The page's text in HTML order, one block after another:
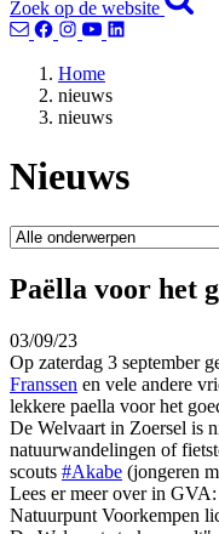
Zoek op de website
Home
nieuws
nieuws
Nieuws
Paëlla voor het
03/09/23
Op zaterdag 3 september
Franssen en vele andere
lekkere paella voor het
De Welvaart in Zoersel is
natuurwandelingen of
scouts #Akabe (jongeren
Lees er meer over in GVA:
Natuurpunt Voorkempen